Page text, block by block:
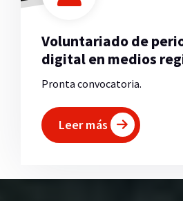
Voluntariado de
digital en medios
Pronta convocatoria.
Leer más